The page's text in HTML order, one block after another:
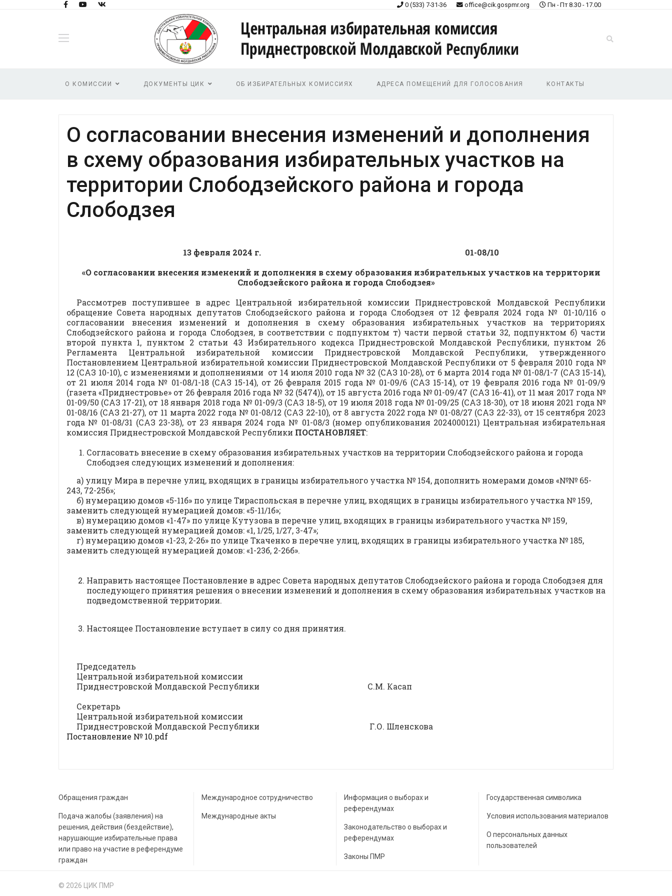
0 (533) 7-31-36 office@cik.gospmr.org Пн - Пт 8.30 - 17.00
О КОМИССИИ ДОКУМЕНТЫ ЦИК ОБ ИЗБИРАТЕЛЬНЫХ КОМИССИЯХ АДРЕСА ПОМЕЩЕНИЙ ДЛЯ ГОЛОСОВАНИЯ КОНТАКТЫ
О согласовании внесения изменений и дополнения
в схему образования избирательных участков на
территории Слободзейского района и города
Слободзея
13 февраля 2024 г. 01-08/10
«О согласовании внесения изменений и дополнения в схему образования избирательных участков на территории
Слободзейского района и города Слободзея»
Рассмотрев поступившее в адрес Центральной избирательной комиссии Приднестровской Молдавской Республики
обращение Совета народных депутатов Слободзейского района и города Слободзея от 12 февраля 2024 года № 01-10/116 о
согласовании внесения изменений и дополнения в схему образования избирательных участков на территориях
Слободзейского района и города Слободзея, в соответствии с подпунктом т) части первой статьи 32, подпунктом б) части
второй пункта 1, пунктом 2 статьи 43 Избирательного кодекса Приднестровской Молдавской Республики, пунктом 26
Регламента Центральной избирательной комиссии Приднестровской Молдавской Республики, утвержденного
Постановлением Центральной избирательной комиссии Приднестровской Молдавской Республики от 5 февраля 2010 года №
12 (САЗ 10-10), с изменениями и дополнениями от 14 июля 2010 года № 32 (САЗ 10-28), от 6 марта 2014 года № 01-08/1-7 (САЗ 15-14),
от 21 июля 2014 года № 01-08/1-18 (САЗ 15-14), от 26 февраля 2015 года № 01-09/6 (САЗ 15-14), от 19 февраля 2016 года № 01-09/9
(газета «Приднестровье» от 26 февраля 2016 года № 32 (5474)), от 15 августа 2016 года № 01-09/47 (САЗ 16-41), от 11 мая 2017 года №
01-09/50 (САЗ 17-21), от 18 января 2018 года № 01-09/3 (САЗ 18-5), от 19 июля 2018 года № 01-09/25 (САЗ 18-30), от 18 июня 2021 года №
01-08/16 (САЗ 21-27), от 11 марта 2022 года № 01-08/12 (САЗ 22-10), от 8 августа 2022 года № 01-08/27 (САЗ 22-33), от 15 сентября 2023
года № 01-08/31 (САЗ 23-38), от 23 января 2024 года № 01-08/3 (номер опубликования 2024000121) Центральная избирательная
комиссия Приднестровской Молдавской Республики ПОСТАНОВЛЯЕТ:
Согласовать внесение в схему образования избирательных участков на территории Слободзейского района и города
Слободзея следующих изменений и дополнения:
а) улицу Мира в перечне улиц, входящих в границы избирательного участка № 154, дополнить номерами домов «№№ 65-
243, 72-256»;
б) нумерацию домов «5-11б» по улице Тираспольская в перечне улиц, входящих в границы избирательного участка № 159,
заменить следующей нумерацией домов: «5-11/1б»;
в) нумерацию домов «1-47» по улице Кутузова в перечне улиц, входящих в границы избирательного участка № 159,
заменить следующей нумерацией домов: «1, 1/25, 1/27, 3-47»;
г) нумерацию домов «1-23, 2-26» по улице Ткаченко в перечне улиц, входящих в границы избирательного участка № 185,
заменить следующей нумерацией домов: «1-23б, 2-26б».
Направить настоящее Постановление в адрес Совета народных депутатов Слободзейского района и города Слободзея для
последующего принятия решения о внесении изменений и дополнения в схему образования избирательных участков на
подведомственной территории.
Настоящее Постановление вступает в силу со дня принятия.
Председатель
Центральной избирательной комиссии
Приднестровской Молдавской Республики С.М. Касап
Секретарь
Центральной избирательной комиссии
Приднестровской Молдавской Республики Г.О. Шленскова
Постановление № 10.pdf
Обращения граждан
Подача жалобы (заявления) на
решения, действия (бездействие),
нарушающие избирательные права
или право на участие в референдуме
граждан
Международное сотрудничество
Международные акты
Информация о выборах и
референдумах
Законодательство о выборах и
референдумах
Законы ПМР
Государственная символика
Условия использования материалов
О персональных данных
пользователей
© 2026 ЦИК ПМР